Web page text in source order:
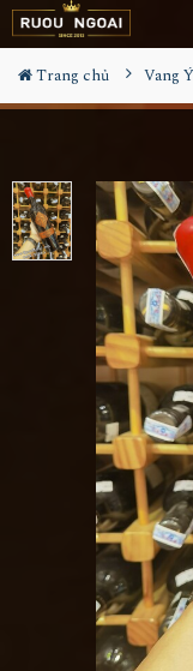
Trang chủ